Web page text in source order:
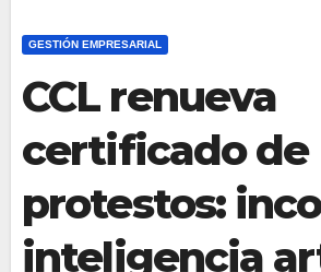
GESTIÓN EMPRESARIAL
CCL renueva
certificado de
protestos:
inteligencia